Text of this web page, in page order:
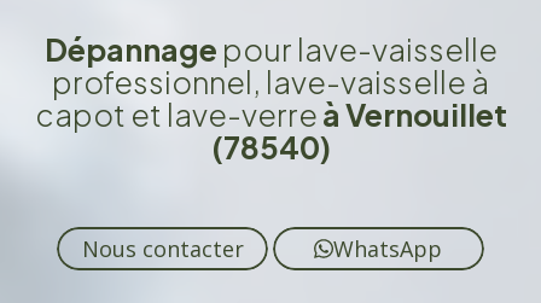
Dépannage pour lave-vaisselle
professionnel, lave-vaisselle à
capot et lave-verreà Vernouillet
(78540)
Nous contacter WhatsApp